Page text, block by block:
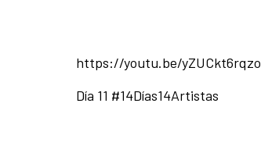
https://youtu.be/yZUCkt6rqzo
Día 11 #14Días14Artistas